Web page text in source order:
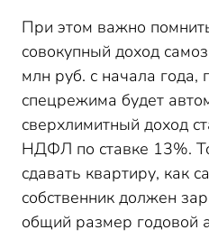
При этом важно
совокупный доход
млн руб. с начала
спецрежима будет
сверхлимитный доход
НДФЛ по ставке 13%.
сдавать квартиру, как
собственник должен
общий размер годовой